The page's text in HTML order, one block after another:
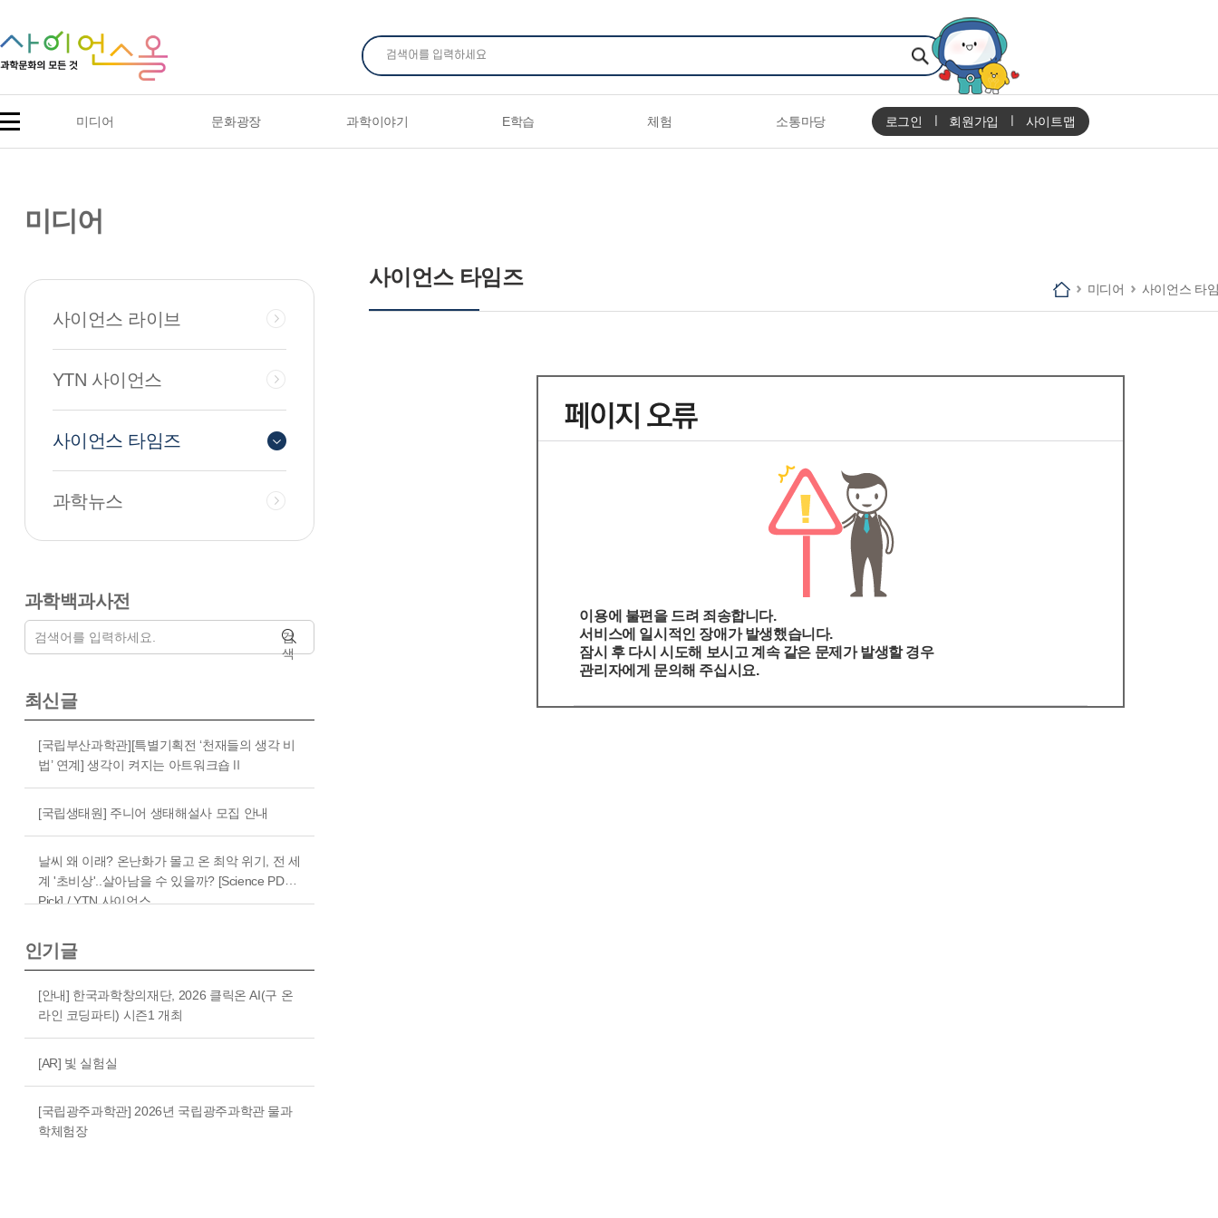
미디어 문화광장 과학이야기 E학습 체험 소통마당 로그인 회원가입 사이트맵
사이언스 타임즈
미디어 사이언스 타
미디어
사이언스 라이브
YTN 사이언스
사이언스 타임즈
과학뉴스
과학백과사전
검
색
최신글
[국립부산과학관][특별기획전 ‘천재들의 생각 비
법’ 연계] 생각이 켜지는 아트워크숍Ⅱ
[국립생태원] 주니어 생태해설사 모집 안내
날씨 왜 이래? 온난화가 몰고 온 최악 위기, 전 세
계 '초비상'..살아남을 수 있을까? [Science PD
Pick] / YTN 사이언스
인기글
[안내] 한국과학창의재단, 2026 클릭온 AI(구 온
라인 코딩파티) 시즌1 개최
[AR] 빛 실험실
[국립광주과학관] 2026년 국립광주과학관 물과
학체험장
이용에 불편을 드려 죄송합니다.
서비스에 일시적인 장애가 발생했습니다.
잠시 후 다시 시도해 보시고 계속 같은 문제가 발생할 경우
관리자에게 문의해 주십시요.